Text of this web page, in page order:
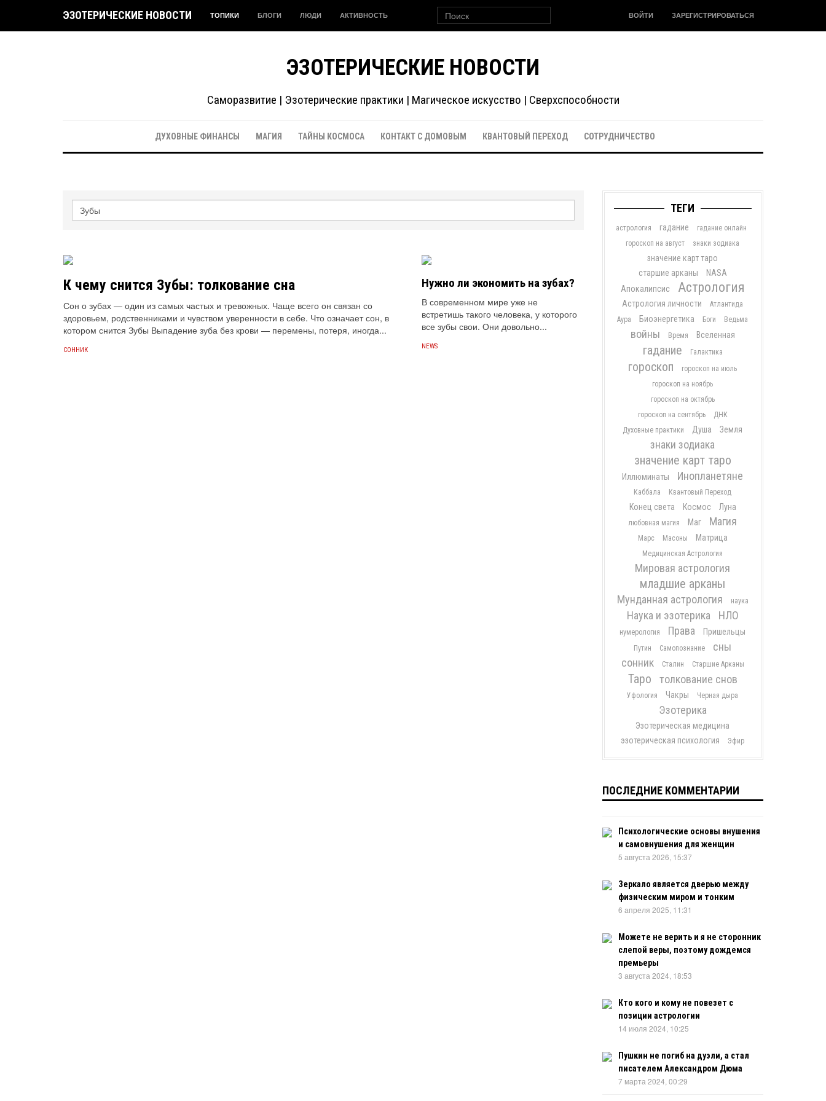
ЭЗОТЕРИЧЕСКИЕ НОВОСТИ ТОПИКИ БЛОГИ ЛЮДИ АКТИВНОСТЬ ВОЙТИ ЗАРЕГИСТРИРОВАТЬСЯ
ЭЗОТЕРИЧЕСКИЕ НОВОСТИ
Саморазвитие | Эзотерические практики | Магическое искусство | Сверхспособности
ДУХОВНЫЕ ФИНАНСЫ МАГИЯ ТАЙНЫ КОСМОСА КОНТАКТ С ДОМОВЫМ КВАНТОВЫЙ ПЕРЕХОД СОТРУДНИЧЕСТВО
К чему снится Зубы: толкование сна
Сон о зубах — один из самых частых и тревожных. Чаще всего он связан со
здоровьем, родственниками и чувством уверенности в себе. Что означает сон, в
котором снится Зубы Выпадение зуба без крови — перемены, потеря, иногда...
СОННИК
Нужно ли экономить на зубах?
В современном мире уже не
встретишь такого человека, у которого
все зубы свои. Они довольно...
NEWS
ТЕГИ
астрология гадание
гадание онлайн
гороскоп на август
знаки зодиака
значение карт таро
старшие арканы
NASA
Апокалипсис
Астрология
Астрология личности
Атлантида
Аура
Биоэнергетика Боги Ведьма
войны Время Вселенная
гадание Галактика
гороскоп
гороскоп на июль
гороскоп на ноябрь
гороскоп на октябрь
гороскоп на сентябрь
ДНК
Духовные практики
Душа Земля
знаки зодиака
значение карт таро
Иллюминаты Инопланетяне
Каббала Квантовый Переход
Конец света Космос Луна
любовная магия Маг Магия
Марс Масоны Матрица
Медицинская Астрология
Мировая астрология
младшие арканы
Мунданная астрология наука
Наука и эзотерика НЛО
нумерология Права Пришельцы
Путин Самопознание
сны
сонник
Сталин Старшие Арканы
Таро толкование снов
Уфология Чакры Черная дыра
Эзотерика
Эзотерическая медицина
эзотерическая психология
Эфир
ПОСЛЕДНИЕ КОММЕНТАРИИ
Психологические основы внушения
и самовнушения для женщин
5 августа 2026, 15:37
Зеркало является дверью между
физическим миром и тонким
6 апреля 2025, 11:31
Можете не верить и я не сторонник
слепой веры, поэтому дождемся
премьеры
3 августа 2024, 18:53
Кто кого и кому не повезет с
позиции астрологии
14 июля 2024, 10:25
Пушкин не погиб на дуэли, а стал
писателем Александром Дюма
7 марта 2024, 00:29